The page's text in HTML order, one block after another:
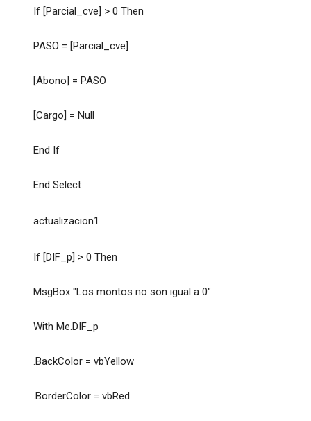
If [Parcial_cve] > 0 Then
PASO = [Parcial_cve]
[Abono] = PASO
[Cargo] = Null
End If
End Select
actualizacion1
If [DIF_p] > 0 Then
MsgBox "Los montos no son igual a 0"
With Me.DIF_p
.BackColor = vbYellow
.BorderColor = vbRed